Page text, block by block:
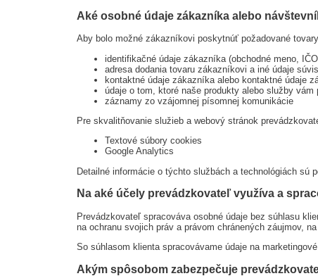
Aké osobné údaje zákazníka alebo
Aby bolo možné zákazníkovi poskytnúť požadované
identifikačné údaje zákazníka (obchodné meno,
adresa dodania tovaru zákazníkovi a iné údaje
kontaktné údaje zákazníka alebo kontaktné údaje
údaje o tom, ktoré naše produkty alebo služby
záznamy zo vzájomnej písomnej komunikácie
Pre skvalitňovanie služieb a webový stránok
Textové súbory cookies
Google Analytics
Detailné informácie o týchto službách a technológiách sú
Na aké účely prevádzkovateľ využíva a
Prevádzkovateľ spracováva osobné údaje bez súhlasu
na ochranu svojich práv a právom chránených záujmov,
So súhlasom klienta spracovávame údaje na
Akým spôsobom zabezpečuje